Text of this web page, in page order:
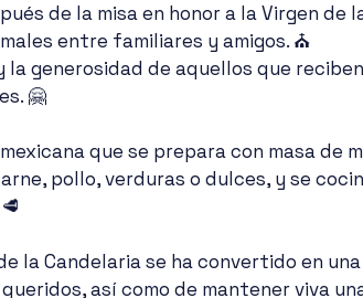
de la misa en honor a la Virgen de
entre familiares y amigos. ⛪️
generosidad de aquellos que
🤗
que se prepara con masa de
pollo, verduras o dulces, y se
la Candelaria se ha convertido en
así como de mantener viva